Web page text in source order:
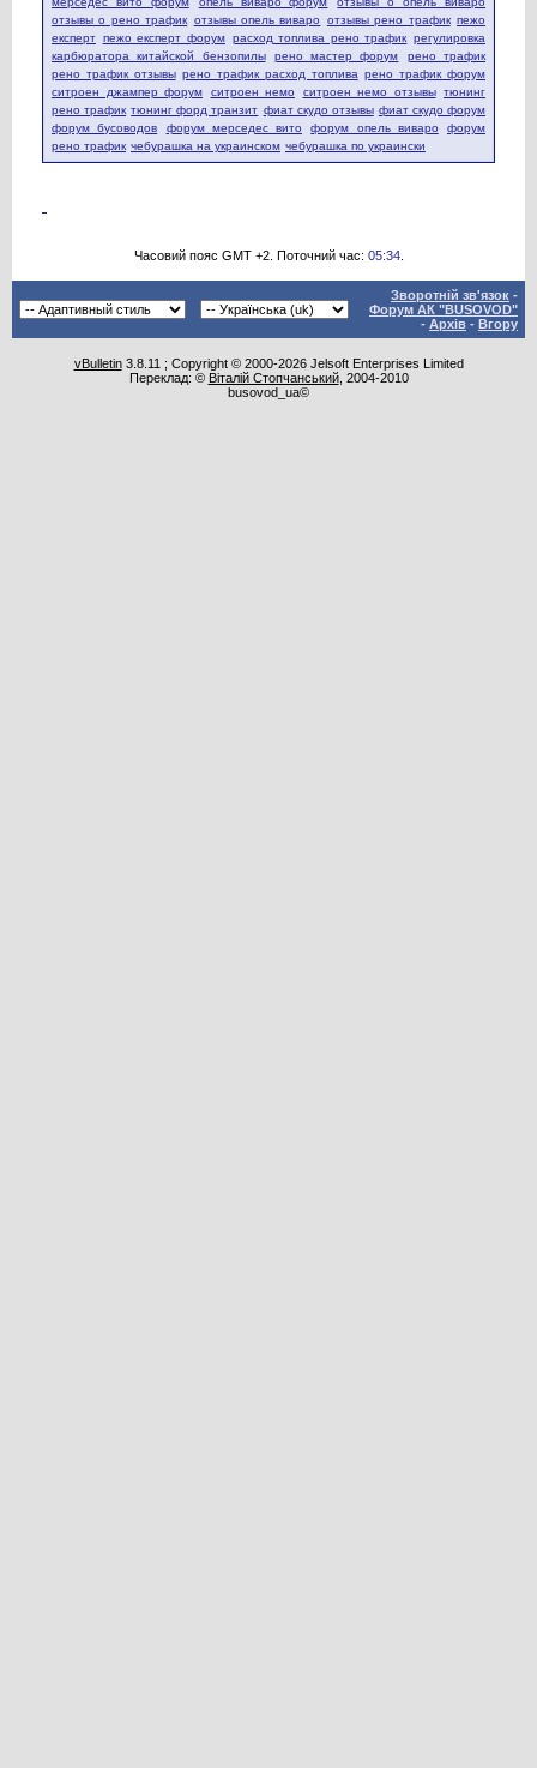
отзывы о рено трафик отзывы опель виваро отзывы рено трафик пежо
експерт пежо експерт форум расход топлива рено трафик регулировка
карбюратора китайской бензопилы
рено мастер форум
рено трафик
рено трафик отзывы рено трафик расход топлива рено трафик форум
ситроен джампер форум
ситроен немо ситроен немо отзывы тюнинг
рено трафик тюнинг форд транзит фиат скудо отзывы фиат скудо форум
форум бусоводов
форум мерседес вито форум опель виваро
форум
рено трафик чебурашка на украинском чебурашка по украински
Часовий пояс GMT +2. Поточний час: 05:34.
Зворотній зв'язок -
Форум АК "BUSOVOD"
- Архів - Вгору
vBulletin3.8.11 ; Copyright © 2000-2026 Jelsoft Enterprises Limited
Переклад: © Віталій Стопчанський, 2004-2010
busovod_ua©